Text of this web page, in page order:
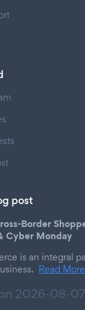
post
Border
Cyber Monday
is an integral
Read More
2026-08-07